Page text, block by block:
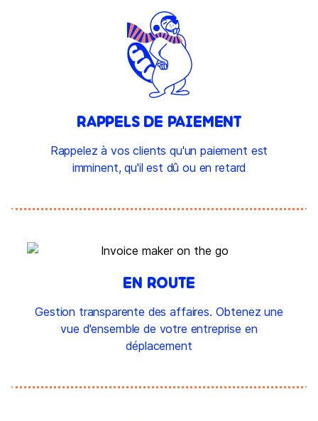
RAPPELS DE PAIEMENT
Rappelez à vos clients qu'un paiement est
imminent, qu'il est dû ou en retard
EN ROUTE
Gestion transparente des affaires. Obtenez une
vue d'ensemble de votre entreprise en
déplacement